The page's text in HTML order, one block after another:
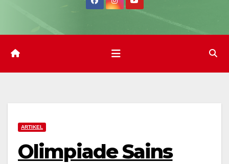
ARTIKEL
Olimpiade Sains